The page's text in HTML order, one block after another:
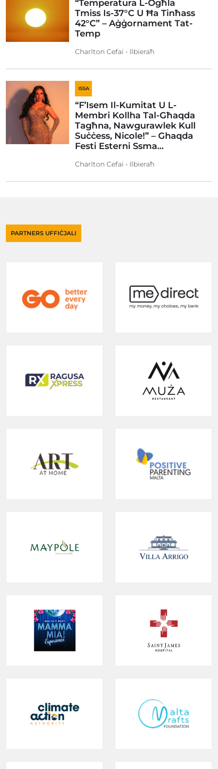
“Temperatura L-Ogħla
Tmiss Is-37°C U Ħa Tinħass
42°C” – Aġġornament Tat-
Temp
Charlton Cefai • Ilbieraħ
ISSA
“F’Isem Il-Kumitat U L-
Membri Kollha Tal-Għaqda
Tagħna, Nawgurawlek Kull
Suċċess, Nicole!” – Ghaqda
Festi Esterni Ssma…
Charlton Cefai • Ilbieraħ
PARTNERS UFFIĊJALI